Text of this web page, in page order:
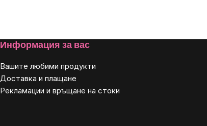
Footer
Информация за вас
Вашите любими продукти
Доставка и плащане
Рекламации и връщане на стоки